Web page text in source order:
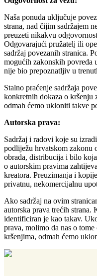
Naša ponuda uključuje
strana, nad čijim sadržajem
preuzeti nikakvu
Odgovarajući pružatelj ili
sadržaj povezanih stranica.
mogućih zakonskih povreda
nije bio prepoznatljiv u
Stalno praćenje sadržaja
konkretnih dokaza o kršenju
odmah ćemo ukloniti takve
Autorska prava:
Sadržaj i radovi koje su
podliježu hrvatskom zakonu
obrada, distribucija i bilo
o autorskim pravima
kreatora. Preuzimanja i
privatnu, nekomercijalnu
Ako sadržaj na ovim
autorska prava trećih strana.
identificiran je kao takav.
prava, molimo da nas o
kršenjima, odmah ćemo